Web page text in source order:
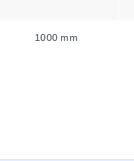
1000 mm